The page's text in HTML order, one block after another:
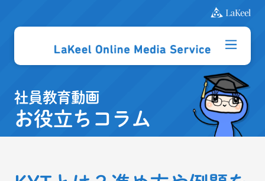
社員教育動画
お役立ちコラム